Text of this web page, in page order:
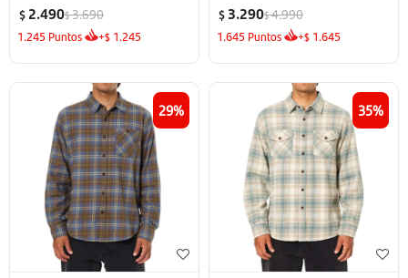
$ 2.490$3.690
1.245 Puntos +$ 1.245
$ 3.290$4.990
1.645 Puntos +$ 1.645
29 35